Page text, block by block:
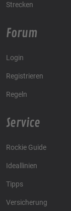
Strecken
Forum
Login
Registrieren
Regeln
Service
Rockie Guide
Ideallinien
Tipps
Versicherung